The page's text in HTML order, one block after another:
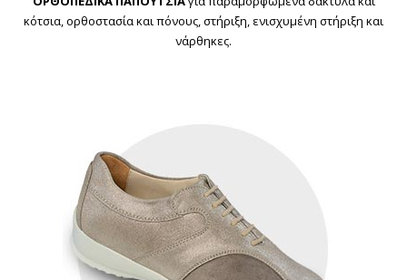
κότσια, ορθοστασία και πόνους, στήριξη, ενισχυμένη στήριξη και
νάρθηκες.